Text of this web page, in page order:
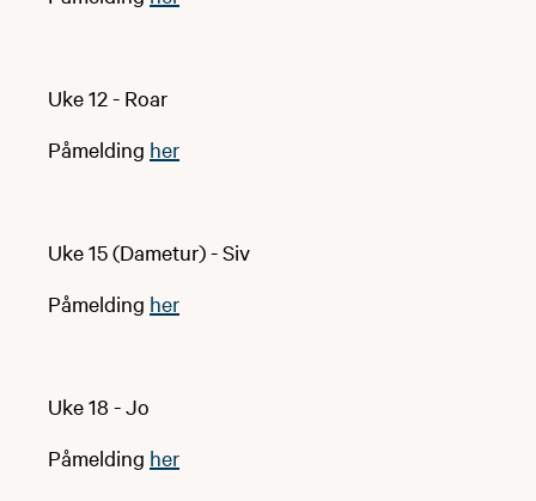
Uke 12 - Roar
Påmelding her
Uke 15 (Dametur) - Siv
Påmelding her
Uke 18 - Jo
Påmelding her